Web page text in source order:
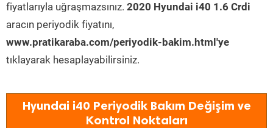
fiyatlarıyla uğraşmazsınız. 2020 Hyundai i40 1.6 Crdi
aracın periyodik fiyatını,
www.pratikaraba.com/periyodik-bakim.html'ye
tıklayarak hesaplayabilirsiniz.
Hyundai i40 Periyodik Bakım Değişim ve
Kontrol Noktaları